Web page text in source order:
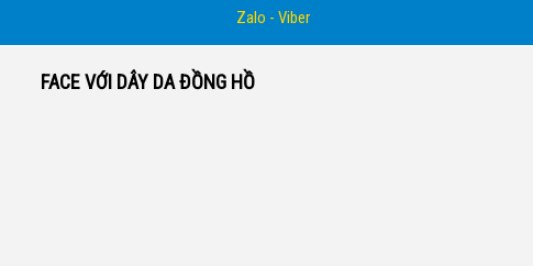
Zalo - Viber
FACE VỚI DÂY DA ĐỒNG HỒ